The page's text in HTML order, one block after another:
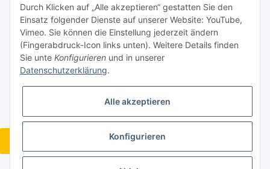
Lebensblatt
Inh. Simon Janßen
Dielinger Straße 6
32351 Stemwede
Telegram
Durch Klicken auf „Alle akzeptieren“ gestatten Sie den
Einsatz folgender Dienste auf unserer Website: YouTube,
Vimeo. Sie können die Einstellung jederzeit ändern
(Fingerabdruck-Icon links unten). Weitere Details finden
Sie unte Konfigurieren und in unserer
Datenschutzerklärung.
Alle akzeptieren
Konfigurieren